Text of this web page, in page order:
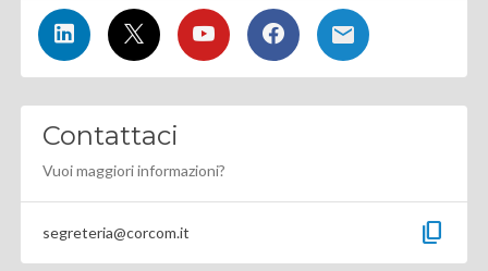
Contattaci
Vuoi maggiori informazioni?
segreteria@corcom.it content_copy